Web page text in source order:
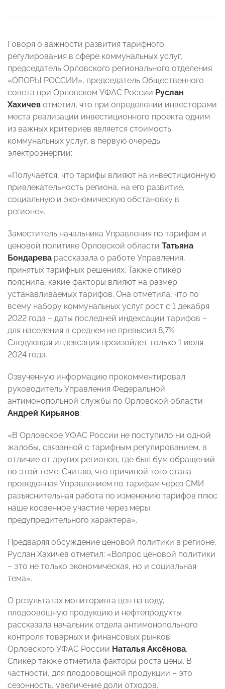
Говоря о важности развития тарифного
регулирования в сфере коммунальных услуг,
председатель Орловского регионального отделения
«ОПОРЫ РОССИИ», председатель Общественного
совета при Орловском УФАС России Руслан
Хахичев отметил, что при определении инвесторами
места реализации инвестиционного проекта одним
из важных критериев является стоимость
коммунальных услуг, в первую очередь
электроэнергии:
«Получается, что тарифы влияют на инвестиционную
привлекательность региона, на его развитие,
социальную и экономическую обстановку в
регионе».
Заместитель начальника Управления по тарифам и
ценовой политике Орловской области Татьяна
Бондарева рассказала о работе Управления,
принятых тарифных решениях. Также спикер
пояснила, какие факторы влияют на размер
устанавливаемых тарифов. Она отметила, что по
всему набору коммунальных услуг рост с 1 декабря
2022 года – даты последней индексации тарифов –
для населения в среднем не превысил 8,7%.
Следующая индексация произойдет только 1 июля
2024 года.
Озвученную информацию прокомментировал
руководитель Управления Федеральной
антимонопольной службы по Орловской области
Андрей Кирьянов:
«В Орловское УФАС России не поступило ни одной
жалобы, связанной с тарифным регулированием, в
отличие от других регионов, где был бум обращений
по этой теме. Считаю, что причиной того стала
проведенная Управлением по тарифам через СМИ
разъяснительная работа по изменению тарифов плюс
наше косвенное участие через меры
предупредительного характера».
Предваряя обсуждение ценовой политики в регионе,
Руслан Хахичев отметил: «Вопрос ценовой политики
– это не только экономическая, но и социальная
тема».
О результатах мониторинга цен на воду,
плодоовощную продукцию и нефтепродукты
рассказала начальник отдела антимонопольного
контроля товарных и финансовых рынков
Орловского УФАС России Наталья Аксёнова.
Спикер также отметила факторы роста цены. В
частности, для плодоовощной продукции – это
сезонность, увеличение доли отходов,